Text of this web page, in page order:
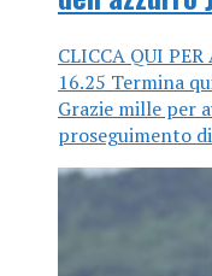
CLICCA QUI
16.25 Termina
Grazie mille per
proseguimento